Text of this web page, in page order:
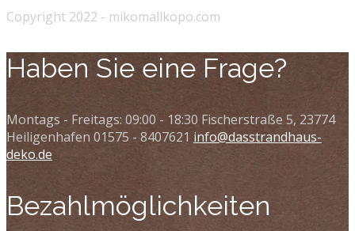
Copyright 2022 - mikomallkopo.com
Haben Sie eine Frage?
Montags - Freitags: 09:00 - 18:30 Fischerstraße 5, 23774
Heiligenhafen 01575 - 8407621 info@dasstrandhaus-
deko.de
Bezahlmöglichkeiten